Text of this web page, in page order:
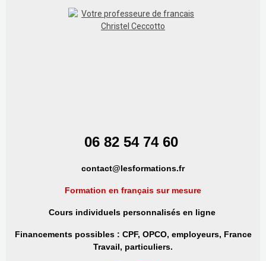
06 82 54 74 60
contact@lesformations.fr
Formation en français sur mesure
Cours individuels personnalisés en ligne
Financements possibles : CPF, OPCO, employeurs, France
Travail, particuliers.